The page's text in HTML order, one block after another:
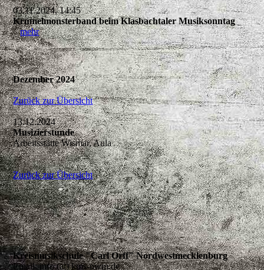
03.11.2024, 14:45
Krümelmonsterband beim Klasbachtaler Musiksonntag
mehr
Dezember 2024
Zurück zur Übersicht
13.12.2024
Musizierstunde
Arbeitsstätte Wismar, Aula
Zurück zur Übersicht
Kreismusikschule "Carl Orff" Nordwestmecklenburg
Email: info (at) kms-nwm.de